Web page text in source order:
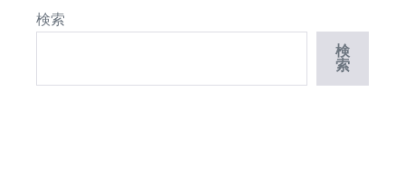
検索
検
索